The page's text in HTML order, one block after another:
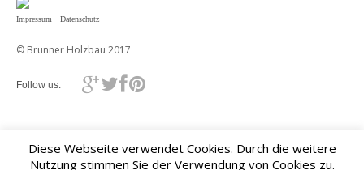
Impressum Datenschutz
© Brunner Holzbau 2017
Follow us:
Diese Webseite verwendet Cookies. Durch die weitere
Nutzung stimmen Sie der Verwendung von Cookies zu.